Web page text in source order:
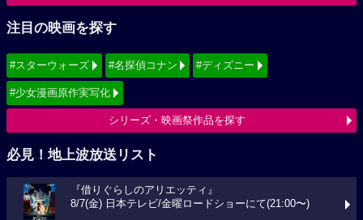
注目の映画を探す
#スターウォーズ #名探偵コナン #ディズニー
#少女漫画原作実写化
シリーズ・映画祭作品を探す
必見！地上波放送リスト
『借りぐらしのアリエッティ』
8/7(金) 日本テレビ/金曜ロードショーにて(21:00〜)